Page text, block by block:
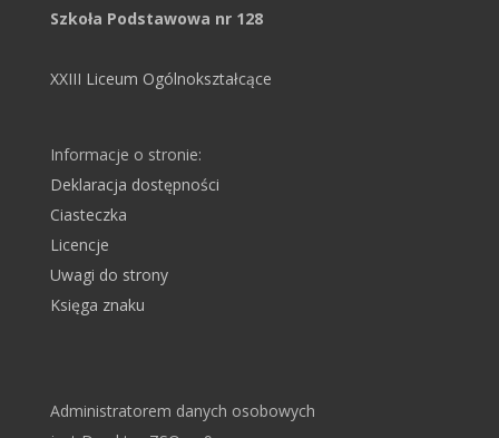
Szkoła Podstawowa nr 128
XXIII Liceum Ogólnokształcące
Informacje o stronie:
Deklaracja dostępności
Ciasteczka
Licencje
Uwagi do strony
Księga znaku
Administratorem danych osobowych